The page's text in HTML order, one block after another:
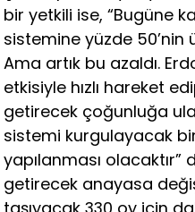
bir yetkili ise, “Bugüne
sistemine yüzde 50’nin
Ama artık bu azaldı.
etkisiyle hızlı hareket
getirecek çoğunluğa
sistemi kurgulayacak
yapılanması olacaktır”
getirecek anayasa